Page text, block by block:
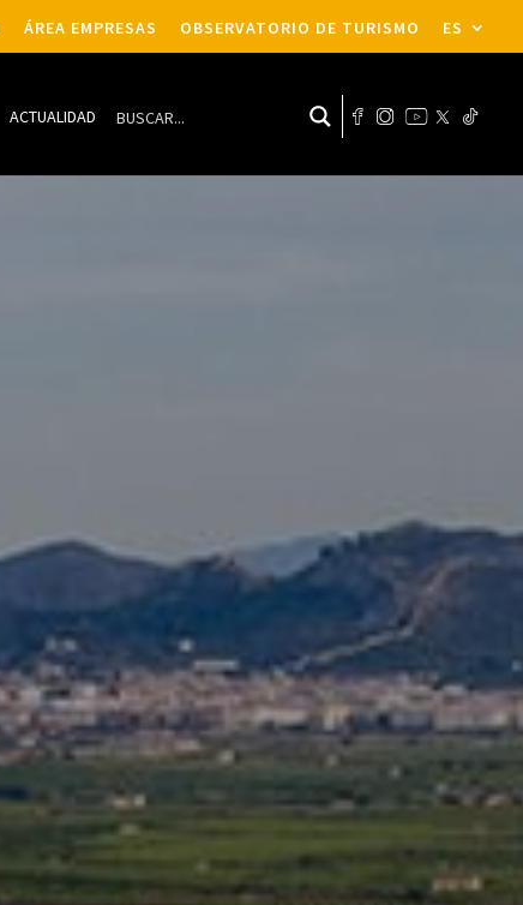
ÁREA EMPRESAS OBSERVATORIO DE TURISMO ES
ACTUALIDAD